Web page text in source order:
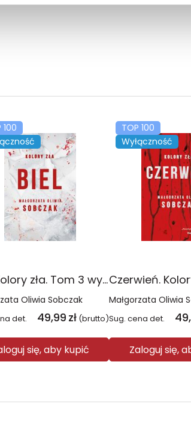
100
Biel. Kolory zła. Tom 3 wyd. 2025
Oliwia Sobczak
det. 49,99 zł (brutto)
się, aby kupić
TOP 100
Wyłączność
Małgorzata Oliwia
Sug. cena det.
Zaloguj się,